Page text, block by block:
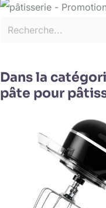
Dans la
pâte pour